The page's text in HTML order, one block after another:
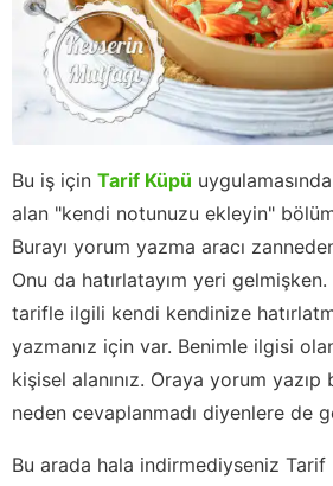
Bu iş için Tarif Küpü
alan "kendi notunuzu ekleyin"
Burayı yorum yazma aracı
Onu da hatırlatayım yeri
tarifle ilgili kendi kendinize
yazmanız için var. Benimle ilgisi
kişisel alanınız. Oraya yorum
neden cevaplanmadı diyenlere de
Bu arada hala indirmediyseniz Tarif